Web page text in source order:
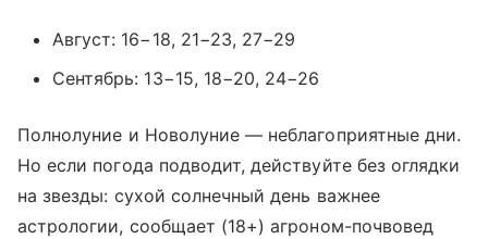
Август: 16−18, 21−23, 27−29
Сентябрь: 13−15, 18−20, 24−26
Полнолуние и Новолуние — неблагоприятные дни.
Но если погода подводит, действуйте без оглядки
на звезды: сухой солнечный день важнее
астрологии, сообщает (18+) агроном-почвовед